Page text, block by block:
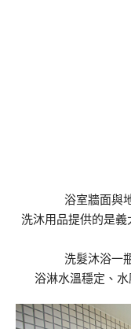
浴室牆面與
洗沐用品提供的是
洗髮沐浴一
浴淋水溫穩定、